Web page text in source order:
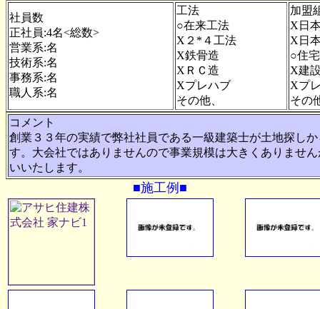
社員数
正社員:4名<総数>
営業系:名
技術系:名
事務系:名
職人系:名
工法
○在来工法
X２*４工法
X鉄骨造
XＲＣ造
Xプレハブ
その他、
加盟
X日
X日
○住
X建
Xプ
その
コメント
創業３３年の実績で弊社社員である一級建築士が土地探し
す。大会社ではありませんので事業規模は大きくありませ
いいたします。
■施工例■